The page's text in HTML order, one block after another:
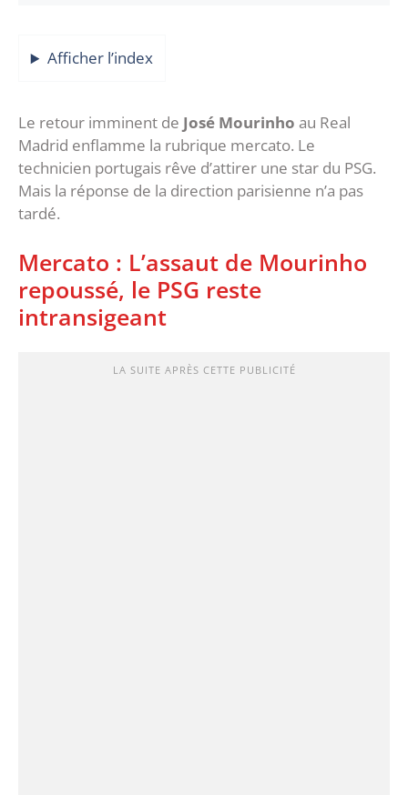
Afficher l’index
Le retour imminent de José Mourinho au Real
Madrid enflamme la rubrique mercato. Le
technicien portugais rêve d’attirer une star du PSG.
Mais la réponse de la direction parisienne n’a pas
tardé.
Mercato : L’assaut de Mourinho
repoussé, le PSG reste
intransigeant
LA SUITE APRÈS CETTE PUBLICITÉ